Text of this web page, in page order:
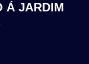
Á JARDIM